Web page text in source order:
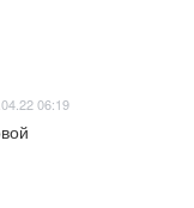
06:19